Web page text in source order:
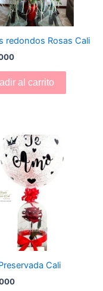
redondos Rosas Cali
al carrito
Cali